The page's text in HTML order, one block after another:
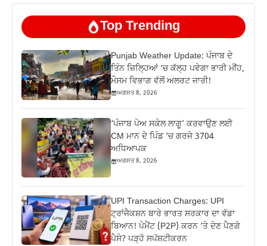
Top Trending
Punjab Weather Update: ਪੰਜਾਬ ਦੇ
ਤਿੰਨ ਜ਼‍ਿਲ੍ਹਿਆਂ ‘ਚ ਕੱਲ੍ਹ ਪਵੇਗਾ ਭਾਰੀ ਮੀਂਹ,
ਮੌਸਮ ਵਿਭਾਗ ਵੱਲੋਂ ਅਲਰਟ ਜਾਰੀ!
ਅਗਸਤ 8, 2026
‘ਪੰਜਾਬ ਪੇਅ ਸਕੇਲ ਲਾਗੂ’ ਕਰਵਾਉਣ ਲਈ
CM ਮਾਨ ਦੇ ਪਿੰਡ ‘ਚ ਗਰਜੇ 3704
ਅਧਿਆਪਕ
ਅਗਸਤ 8, 2026
UPI Transaction Charges: UPI
ਟ੍ਰਾਂਜੈਕਸ਼ਨ ਬਾਰੇ ਭਾਰਤ ਸਰਕਾਰ ਦਾ ਵੱਡਾ
ਬਿਆਨ! ਪੇਮੈਂਟ (P2P) ਕਰਨ ‘ਤੇ ਦੇਣ ਪੈਣਗੇ
ਪੈਸੇ? ਪੜ੍ਹੋ ਸਪੱਸ਼ਟੀਕਰਨ